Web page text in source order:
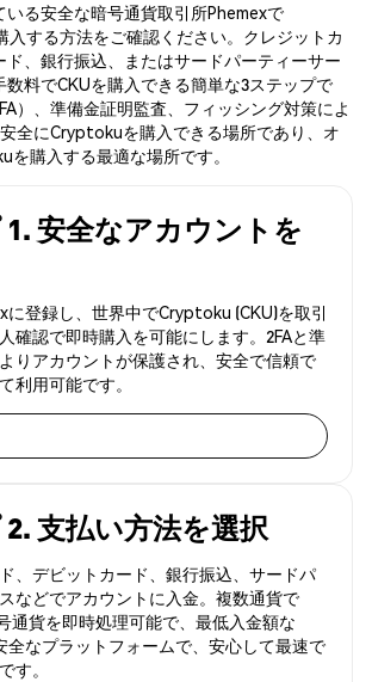
る安全な暗号通貨取引所Phemexで
入する方法をご確認ください。クレジットカ
ド、銀行振込、またはサードパーティーサー
数料でCKUを購入できる簡単な3ステップで
）、準備金証明監査、フィッシング対策によ
全にCryptokuを購入できる場所であり、オ
購入する最適な場所です。
安全なアカウントを
に登録し、世界中でCryptoku (CKU)を取引
確認で即時購入を可能にします。2FAと準
りアカウントが保護され、安全で信頼で
利用可能です。
支払い方法を選択
、デビットカード、銀行振込、サードパ
などでアカウントに入金。複数通貨で
通貨を即時処理可能で、最低入金額な
全なプラットフォームで、安心して最速で
す。